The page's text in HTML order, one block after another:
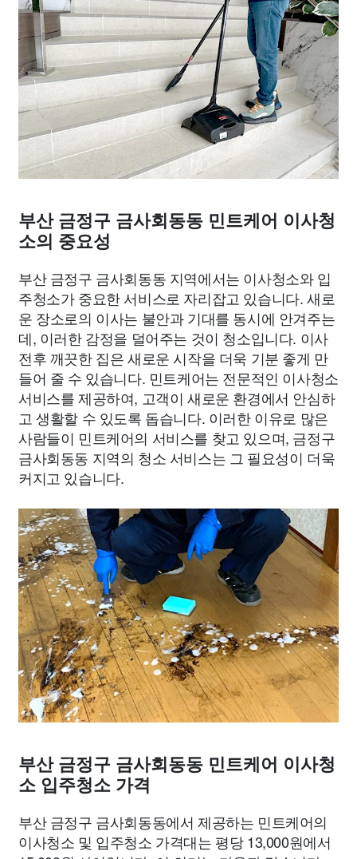
부산 금정구 금사회동동 민트케어 이사청
소의 중요성
부산 금정구 금사회동동 지역에서는 이사청소와 입
주청소가 중요한 서비스로 자리잡고 있습니다. 새로
운 장소로의 이사는 불안과 기대를 동시에 안겨주는
데, 이러한 감정을 덜어주는 것이 청소입니다. 이사
전후 깨끗한 집은 새로운 시작을 더욱 기분 좋게 만
들어 줄 수 있습니다. 민트케어는 전문적인 이사청소
서비스를 제공하여, 고객이 새로운 환경에서 안심하
고 생활할 수 있도록 돕습니다. 이러한 이유로 많은
사람들이 민트케어의 서비스를 찾고 있으며, 금정구
금사회동동 지역의 청소 서비스는 그 필요성이 더욱
커지고 있습니다.
부산 금정구 금사회동동 민트케어 이사청
소 입주청소 가격
부산 금정구 금사회동동에서 제공하는 민트케어의
이사청소 및 입주청소 가격대는 평당 13,000원에서